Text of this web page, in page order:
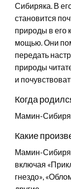
Сибиряка. В
становится
природы в его
мощью. Они
передать
природы
и
Когда
Мамин-
Какие
Мамин-
включая
гнездо»,